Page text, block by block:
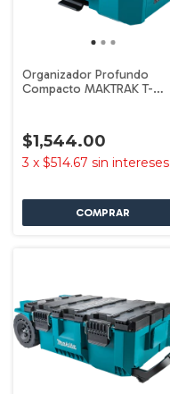
Organizador Profundo
Compacto MAKTRAK T-
$1,544.00
3 x $514.67 sin intereses